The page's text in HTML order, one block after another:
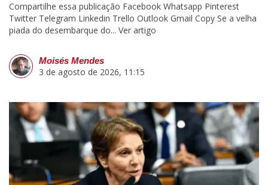
Compartilhe essa publicação Facebook Whatsapp Pinterest
Twitter Telegram Linkedin Trello Outlook Gmail Copy Se a velha
piada do desembarque do... Ver artigo
Moisés Mendes
3 de agosto de 2026, 11:15